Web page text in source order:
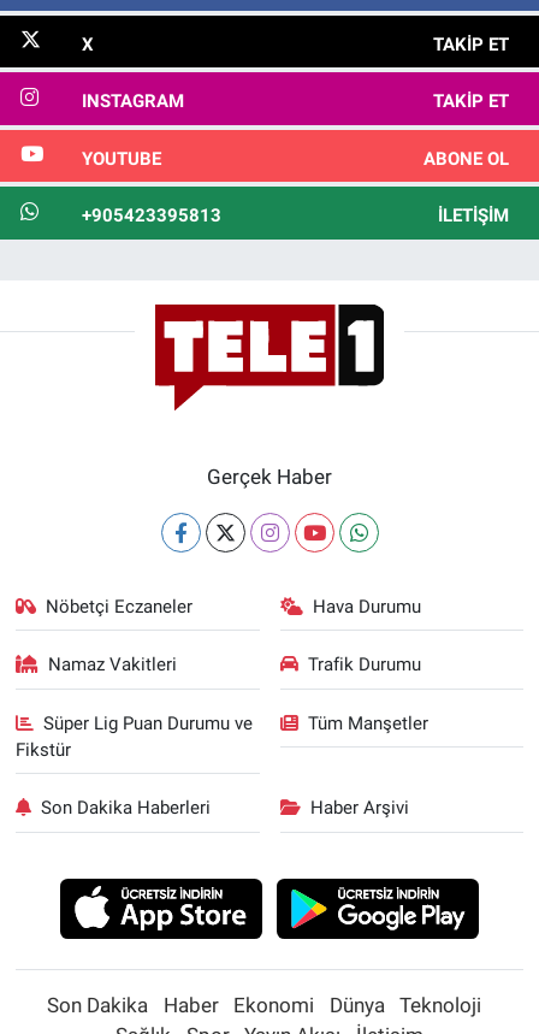
X TAKIP ET
INSTAGRAM TAKIP ET
YOUTUBE ABONE OL
+905423395813 İLETIŞIM
Gerçek Haber
Nöbetçi Eczaneler Hava Durumu
Namaz Vakitleri Trafik Durumu
Süper Lig Puan Durumu ve
Fikstür
Tüm Manşetler
Son Dakika Haberleri Haber Arşivi
Son Dakika Haber Ekonomi Dünya
Teknoloji